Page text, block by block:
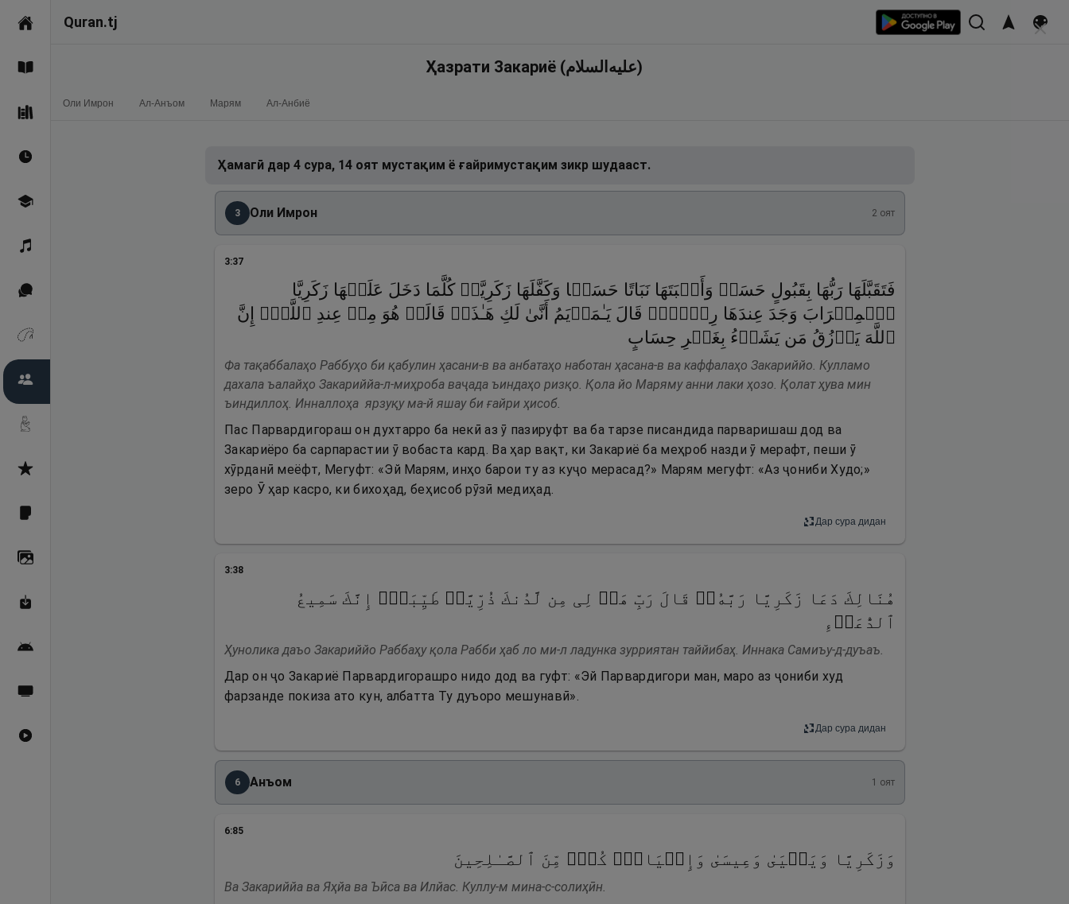
Quran.tj
Асосӣ
Ҳазрати Закариё (علیه‌السلام)
Ҳама Оли Имрон Ал-Анъом Марям Ал-Анбиё
Ҳамагӣ дар 4 сура, 14 оят мустақим ё ғайримустақим зикр шудааст.
3 Оли Имрон 2 оят
3:37
فَتَقَبَّلَهَا رَبُّهَا بِقَبُولٍ حَسَنࣲ وَأَنۢبَتَهَا نَبَاتًا حَسَنࣰا وَكَفَّلَهَا زَكَرِیَّاۖ كُلَّمَا دَخَلَ عَلَیۡهَا زَكَرِیَّا
ٱلۡمِحۡرَابَ وَجَدَ عِندَهَا رِزۡقࣰاۖ قَالَ یَـٰمَرۡیَمُ أَنَّىٰ لَكِ هَـٰذَاۖ قَالَتۡ هُوَ مِنۡ عِندِ ٱللَّهِۖ إِنَّ
ٱللَّهَ یَرۡزُقُ مَن یَشَاۤءُ بِغَیۡرِ حِسَابٍ
Фа тақаббалаҳо Раббуҳо би қабулин ҳасани-в ва анбатаҳо наботан ҳасана-в ва каффалаҳо Закариййо. Кулламо
дахала ъалайҳо Закариййа-л-миҳроба ваҷада ъиндаҳо ризқо. Қола йо Маряму анни лаки ҳозо. Қолат ҳува мин
ъиндиллоҳ. Инналлоҳа ярзуқу ма-й яшау би ғайри ҳисоб.
Пас Парвардигораш он духтарро ба некӣ аз ӯ пазируфт ва ба тарзе писандида парваришаш дод ва
Закариёро ба сарпарастии ӯ вобаста кард. Ва ҳар вақт, ки Закариё ба меҳроб назди ӯ мерафт, пеши ӯ
хӯрданӣ меёфт, Мегуфт: «Эй Марям, инҳо барои ту аз куҷо мерасад?» Марям мегуфт: «Аз ҷониби Худо;»
зеро Ӯ ҳар касро, ки бихоҳад, беҳисоб рӯзӣ медиҳад.
Дар сура дидан
3:38
هُنَالِكَ دَعَا زَكَرِیَّا رَبَّهُۥۖ قَالَ رَبِّ هَبۡ لِی مِن لَّدُنكَ ذُرِّیَّةࣰ طَیِّبَةًۖ إِنَّكَ سَمِیعُ
ٱلدُّعَاۤءِ
Ҳунолика даъо Закариййо Раббаҳу қола Рабби ҳаб ло ми-л ладунка зурриятан таййибаҳ. Иннака Самиъу-д-дуъаъ.
Дар он ҷо Закариё Парвардигорашро нидо дод ва гуфт: «Эй Парвардигори ман, маро аз ҷониби худ
фарзанде покиза ато кун, албатта Ту дуъоро мешунавӣ».
Дар сура дидан
6 Анъом 1 оят
6:85
وَزَكَرِیَّا وَیَحۡیَىٰ وَعِیسَىٰ وَإِلۡیَاسَۖ كُلࣱّ مِّنَ ٱلصَّـٰلِحِینَ
Ва Закариййа ва Яҳйа ва Ъӣса ва Илйас. Куллу-м мина-с-солиҳӣн.